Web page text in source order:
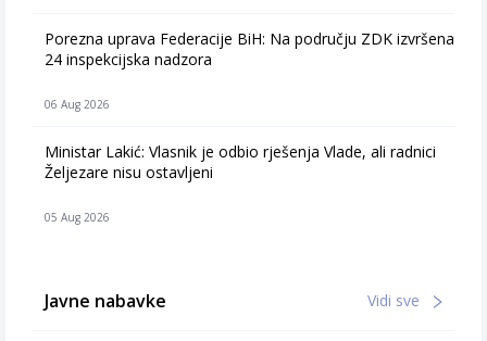
Porezna uprava Federacije BiH: Na području ZDK izvršena
24 inspekcijska nadzora
06 Aug 2026
Ministar Lakić: Vlasnik je odbio rješenja Vlade, ali radnici
Željezare nisu ostavljeni
05 Aug 2026
Javne nabavke Vidi sve